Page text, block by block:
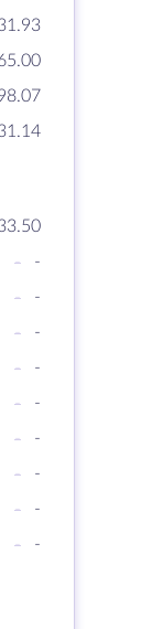
-
-
-
-
-
-
-
-
-
-
-
-
-
-
-
-
- -